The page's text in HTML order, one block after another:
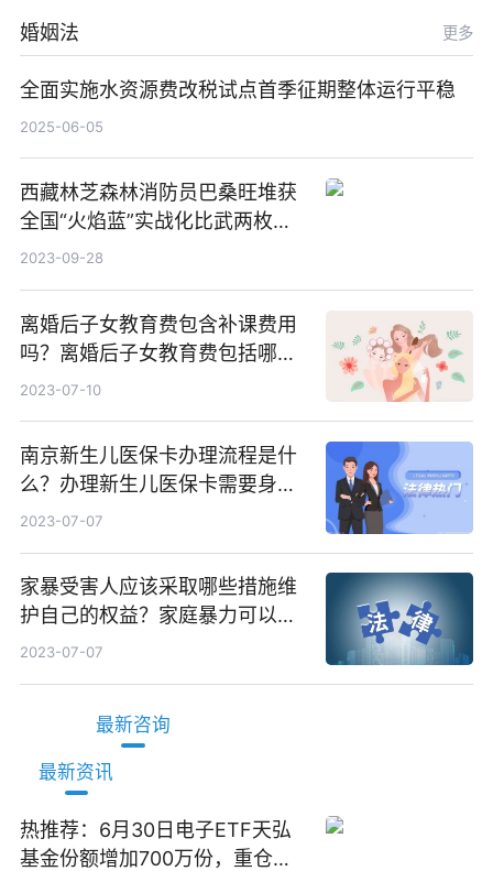
婚姻法 更多
全面实施水资源费改税试点首季征期整体运行平稳
2025-06-05
西藏林芝森林消防员巴桑旺堆获
全国“火焰蓝”实战化比武两枚金
牌_天天百事通
2023-09-28
离婚后子女教育费包含补课费用
吗？离婚后子女教育费包括哪
些？
2023-07-10
南京新生儿医保卡办理流程是什
么？办理新生儿医保卡需要身份
证吗？ 全球微动态
2023-07-07
家暴受害人应该采取哪些措施维
护自己的权益？家庭暴力可以诉
讼离婚吗？
2023-07-07
最新咨询
最新资讯
热推荐：6月30日电子ETF天弘
基金份额增加700万份，重仓股